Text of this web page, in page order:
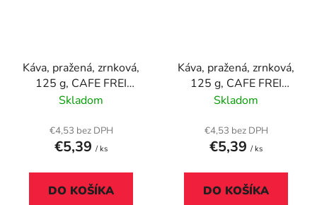
Káva, pražená, zrnková,
125 g, CAFE FREI
"Miami vanilka" so
orieškom, maďarský
popis
Skladom
€4,53 bez DPH
€5,39 / ks
DO KOŠÍKA
Káva, pražená, zrnková,
125 g, CAFE FREI
"Tabaková káva
popis
Skladom
€4,53 bez DPH
€5,39 / ks
DO KOŠÍKA